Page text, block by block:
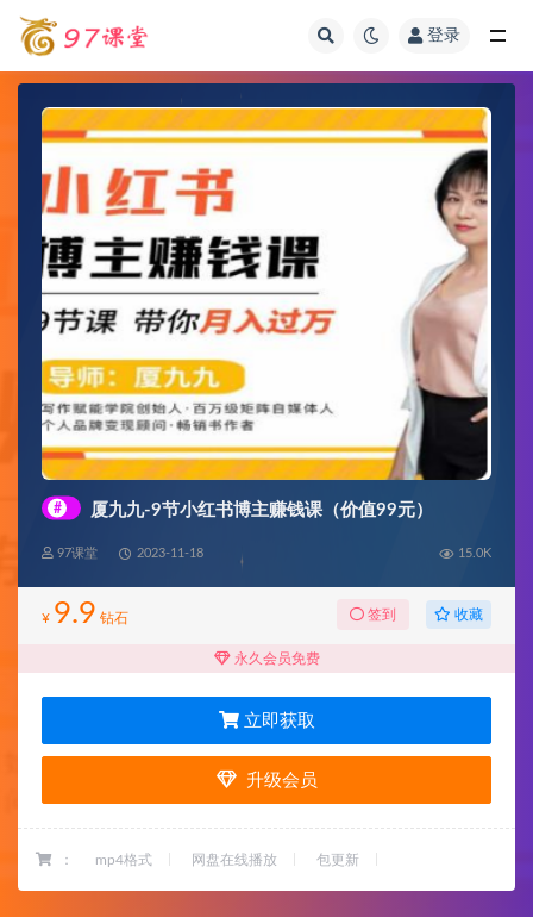
登录
# 厦九九-9节小红书博主赚钱课（价值99元）
97课堂 2023-11-18 15.0K
¥ 9.9 钻石 签到 收藏
永久会员免费
立即获取
升级会员
： mp4格式 网盘在线播放 包更新